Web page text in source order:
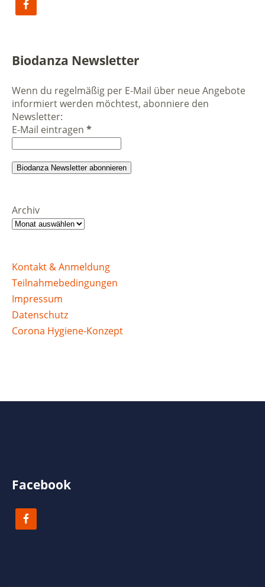
Biodanza Newsletter
Wenn du regelmäßig per E-Mail über neue Angebote
informiert werden möchtest, abonniere den
Newsletter:
E-Mail eintragen *
Archiv
Kontakt & Anmeldung
Teilnahmebedingungen
Impressum
Datenschutz
Corona Hygiene-Konzept
Facebook